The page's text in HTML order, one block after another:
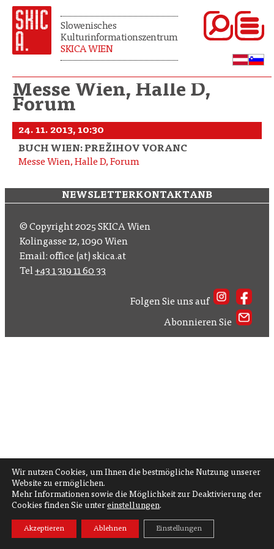
Slowenisches
Kulturinformationszentrum
SKICA WIEN
Messe Wien, Halle D,
Forum
24. 11. 2013, 10:30
BUCH WIEN: PREŽIHOV VORANC
Messe Wien, Halle D, Forum
Wir nutzen Cookies, um Ihnen die bestmögliche Nutzung unserer
Website zu ermöglichen.
Mehr Informationen sowie die Möglichkeit zur Deaktivierung der
Cookies finden Sie unter einstellungen.
Akzeptieren Ablehnen Einstellungen
NEWSLETTERKONTAKTANB
© Copyright 2025 SKICA Wien
Kolingasse 12, 1090 Wien
Email: office (at) skica.at
Tel+43 1 319 11 60 33
Folgen Sie uns auf
Abonnieren Sie